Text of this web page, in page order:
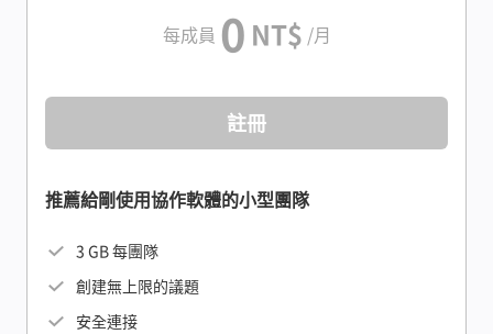
每成員 0 NT$ /月
註冊
推薦給剛使用協作軟體的小型團隊
3 GB 每團隊
創建無上限的議題
安全連接